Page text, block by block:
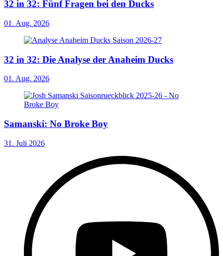
32 in 32: Fünf Fragen bei den Ducks
01. Aug. 2026
32 in 32: Die Analyse der Anaheim Ducks
01. Aug. 2026
Samanski: No Broke Boy
31. Juli 2026